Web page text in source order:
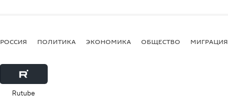
РОССИЯ ПОЛИТИКА ЭКОНОМИКА ОБЩЕСТВО МИГРАЦИЯ
Rutube